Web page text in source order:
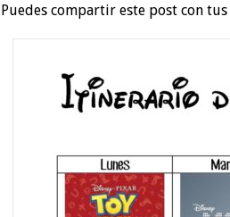
Puedes compartir este post con